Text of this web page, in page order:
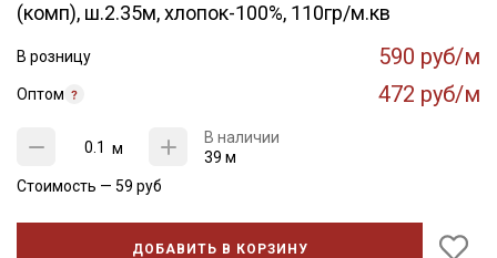
(комп), ш.2.35м, хлопок-100%, 110гр/м.кв
В розницу 590 руб/м
Оптом 472 руб/м
м
В наличии
39 м
Стоимость — 59 руб
ДОБАВИТЬ В КОРЗИНУ